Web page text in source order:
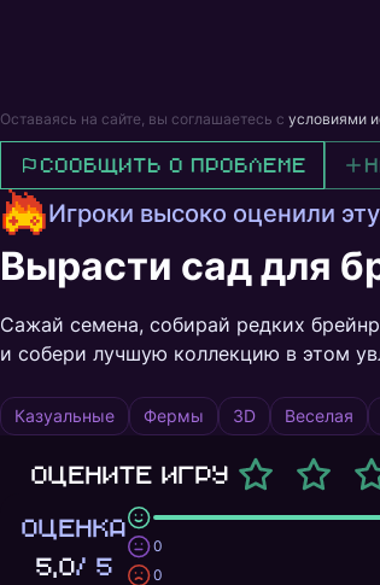
Оставаясь на сайте, вы соглашаетесь с условиями
Сообщить о проблеме
Игроки высоко оценили
Вырасти сад для
Сажай семена, собирай редких
и собери лучшую коллекцию в этом
Казуальные Фермы 3D Веселая
Оцените игру
ОЦЕНКА
5,0/ 5
0
0